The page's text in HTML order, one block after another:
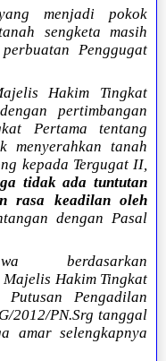
menjadi pokok
sengketa masih
Penggugat
Hakim Tingkat
pertimbangan
Pertama tentang
menyerahkan tanah
kepada Tergugat II,
tidak ada tuntutan
rasa keadilan oleh
dengan Pasal
berdasarkan
Hakim Tingkat
Pengadilan
2012/PN.Srg tanggal
amar selengkapnya